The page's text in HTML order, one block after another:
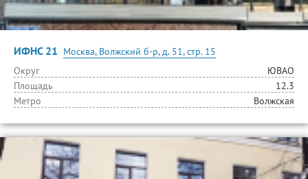
ИФНС 21 Москва, Волжский б-р, д. 51, стр. 15
Округ
ЮВАО
Площадь
12.3
Метро
Волжская